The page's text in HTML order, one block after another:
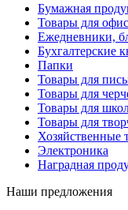
Бумажная
Товары для
Ежедневники,
Бухгалтерские
Папки
Товары для
Товары для
Товары для
Товары для
Хозяйственные
Электроника
Наградная
Наши предложения